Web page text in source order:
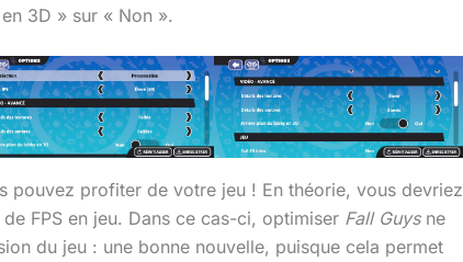
3D » sur « Non ».
pouvez profiter de votre jeu ! En théorie, vous devriez
FPS en jeu. Dans ce cas-ci, optimiser Fall Guysne
du jeu : une bonne nouvelle, puisque cela permet